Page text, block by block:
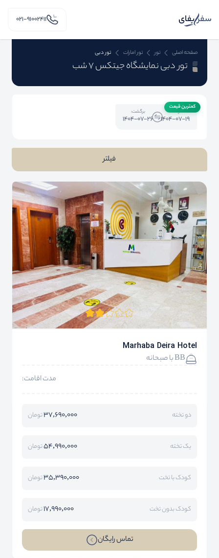
۰۲۱-91002411
صفحه اصلی تور تور امارات تور دبی
تور دبی نمایشگاه جیتکس 7 شب
کمترین قیمت
رفت:
1404-07-19
برگشت:
1404-07-26
فیلتر
Marhaba Deira Hotel
BB با صبحانه
مدت اقامت:
دو تخته 37,690,000تومان
یک تخته 54,990,000تومان
کودک با تخت 35,390,000تومان
کودک بدون تخت 17,990,000تومان
تماس رایگان